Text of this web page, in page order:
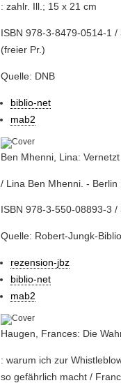
: zahlr. Ill.; 15 x 21 cm
ISBN 978-3-8479-0514-1
(freier Pr.)
Quelle: DNB
biblio-net
mab2
Ben Mhenni, Lina:
/ Lina Ben Mhenni. - Berlin
ISBN 978-3-550-08893-3
Quelle: Robert-Jungk-
rezension-jbz
biblio-net
mab2
Haugen, Frances: Die
: warum ich zur
so gefährlich macht /